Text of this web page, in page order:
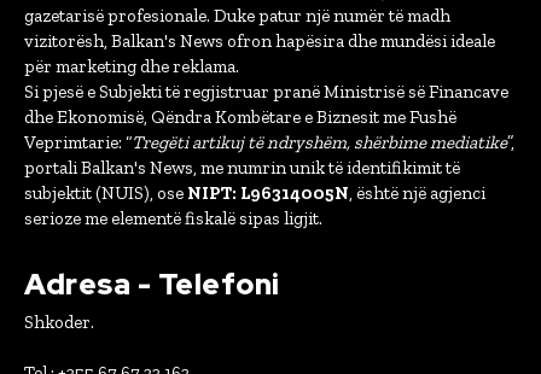
gazetarisë profesionale. Duke patur një numër të madh
vizitorësh, Balkan's News ofron hapësira dhe mundësi ideale
për marketing dhe reklama.
Si pjesë e Subjekti të regjistruar pranë Ministrisë së Financave
dhe Ekonomisë, Qëndra Kombëtare e Biznesit me Fushë
Veprimtarie: “Tregëti artikuj të ndryshëm, shërbime mediatike”,
portali Balkan's News, me numrin unik të identifikimit të
subjektit (NUIS), ose NIPT: L96314005N, është një agjenci
serioze me elementë fiskalë sipas ligjit.
Adresa - Telefoni
Shkoder.